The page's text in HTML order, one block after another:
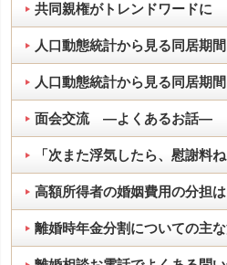
共同親権がトレンドワードに
人口動態統計から見る同居期
人口動態統計から見る同居期
面会交流 ―よくあるお話―
「次また浮気したら、慰謝料
高額所得者の婚姻費用の分担
離婚時年金分割についての主